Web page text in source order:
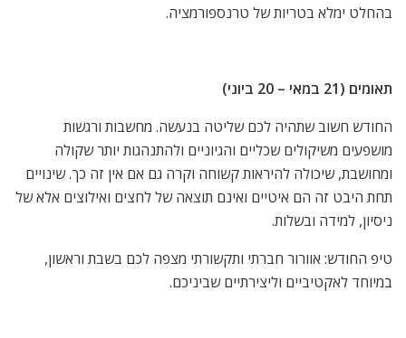
בהחלט ימלא בטריות של טרנספורמציה.
תאומים (21 במאי – 20 ביוני)
החודש חשוב שתהיה לכם שליטה בנעשה. מחשבות ורגשות
מושפעים משיקולים שכליים והגיוניים ולהתנהגות יותר שקולה
ומחושבת, שיכולה להיראות קשוחה וקרה גם אם אין זה כך. שינויים
תחת היבט זה הם איטיים ואינם תוצאה של לחצים ואילוצים אלא של
ניסיון, למידה ובשלות.
טיפ החודש: אוורור חברתי ותקשורתי מצפה לכם בשבת וראשון,
במיוחד לאקטיביים וליצירתיים שביניכם.